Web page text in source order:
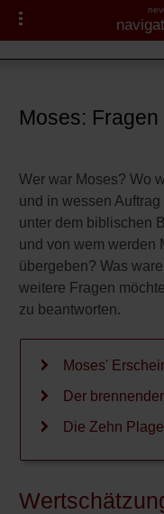
Moses:
Wer war Moses? Wo
und in wessen
unter dem biblischen
und von wem werden
übergeben? Was
weitere Fragen
zu beantworten.
Moses'
Der
Die Zehn
Navigator-Medizin.de
► Diagnostik &
► Therapieverfahren
► Medikamente
►
Christentum
Die Bibel
Herkunft
Berufung
Mission
Exodus
Die zehn
Wer war Petrus?
Die zwölf
Paulusbriefe
Die vier
Genesis